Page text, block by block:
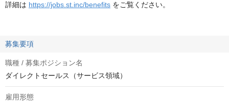
詳細は https://jobs.st.inc/benefits をご覧ください。
募集要項
職種 / 募集ポジション名
ダイレクトセールス（サービス領域）
雇用形態